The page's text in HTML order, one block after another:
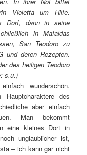
Violetta um Hilfe.
Dorf, dann in seine
in Mafaldas
San Teodoro zu
und deren Rezepten.
des heiligen Teodoro
s.u.)
wunderschön.
des
aber einfach
Man bekommt
eine kleines Dort in
unglaublicher ist,
– ich kann gar nicht